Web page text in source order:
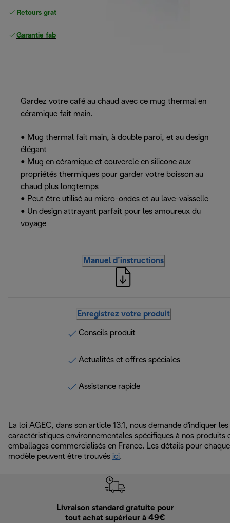
Retours gratuits
Garantie fabricant complète
Gardez votre café au chaud avec ce mug thermal en
céramique fait main.
• Mug thermal fait main, à double paroi, et au design
élégant
• Mug en céramique et couvercle en silicone aux
propriétés thermiques pour garder votre boisson au
chaud plus longtemps
• Peut être utilisé au micro-ondes et au lave-vaisselle
• Un design attrayant parfait pour les amoureux du
voyage
Manuel d’instructions
Enregistrez votre produit
Conseils produit
Actualités et offres spéciales
Assistance rapide
La loi AGEC, dans son article 13.1, nous demande d'indiquer les
caractéristiques environnementales spécifiques à nos produits
emballages commercialisés en France. Les détails pour chaque
modèle peuvent être trouvés ici.
Livraison standard gratuite pour
tout achat supérieur à 49€